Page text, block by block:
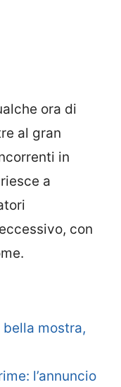
ora di
al gran
in
a
con
mostra,
l’annuncio